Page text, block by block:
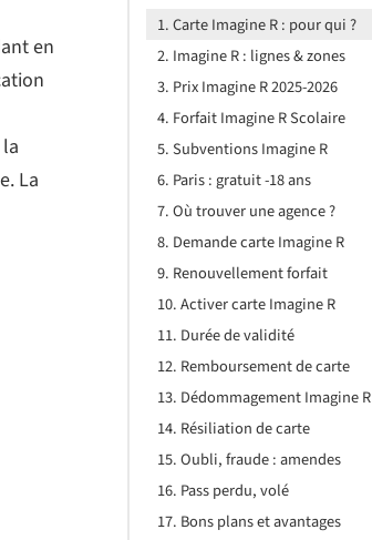
en
La
Carte Imagine R : pour qui ?
Imagine R : lignes & zones
Prix Imagine R 2025-2026
Forfait Imagine R Scolaire
Subventions Imagine R
Paris : gratuit -18 ans
Où trouver une agence ?
Demande carte Imagine R
Renouvellement forfait
Activer carte Imagine R
Durée de validité
Remboursement de carte
Dédommagement Imagine R
Résiliation de carte
Oubli, fraude : amendes
Pass perdu, volé
Bons plans et avantages